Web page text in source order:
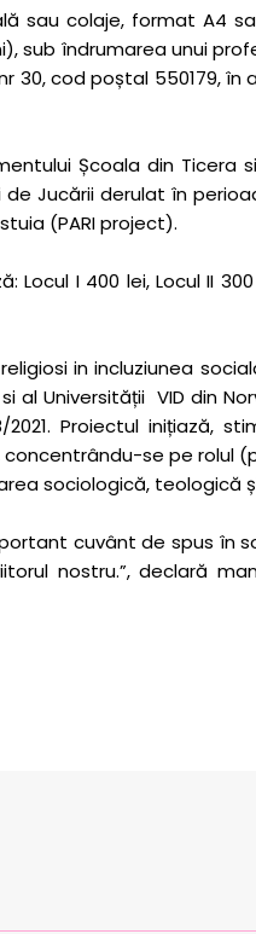
sau colaje, format A4
sub îndrumarea unui
30, cod poștal 550179, în
Școala din Ticera
Jucării derulat în
(PARI project).
I 400 lei, Locul II 300
in incluziunea
al Universității VID din
Proiectul inițiază,
se pe rolul
sociologică, teologică
cuvânt de spus în
nostru.”, declară